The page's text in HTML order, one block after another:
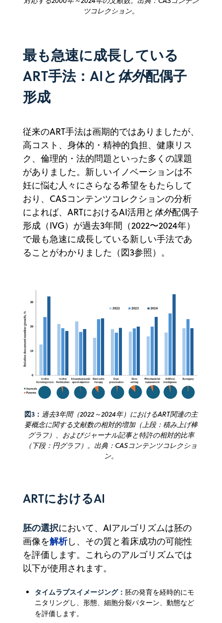
ツコレクション。
最も急速に成長している
ART手法：AIと体外配偶子
形成
従来のART手法は画期的ではありましたが、
高コスト、身体的・精神的負担、健康リス
ク、倫理的・法的問題といった多くの課題
がありました。新しいイノベーションは不
妊に悩む人々にさらなる希望をもたらして
おり、CASコンテンツコレクションの分析
によれば、ARTにおけるAI活用と 体外配偶子
形成（IVG）が過去3年間（2022〜2024年）
で最も急速に成長している新しい手法であ
ることがわかりました（図3参照）。
図3： 過去3年間（2022～2024年）におけるART関連の主
要概念に関する文献数の相対的増加（上段：積み上げ棒
グラフ）、およびジャーナル記事と特許の相対的比率
（下段：円グラフ）。出典：CASコンテンツコレクショ
ン。
ARTにおけるAI
胚の選択において、AIアルゴリズムは胚の
画像を解析し、その質と着床成功の可能性
を評価します。これらのアルゴリズムでは
以下が使用されます。
タイムラプスイメージング： 胚の発育を経時的にモ
ニタリングし、形態、細胞分裂パターン、動態など
を評価します。